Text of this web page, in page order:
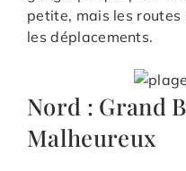
petite, mais les
les déplacements.
Nord : Grand
Malheureux